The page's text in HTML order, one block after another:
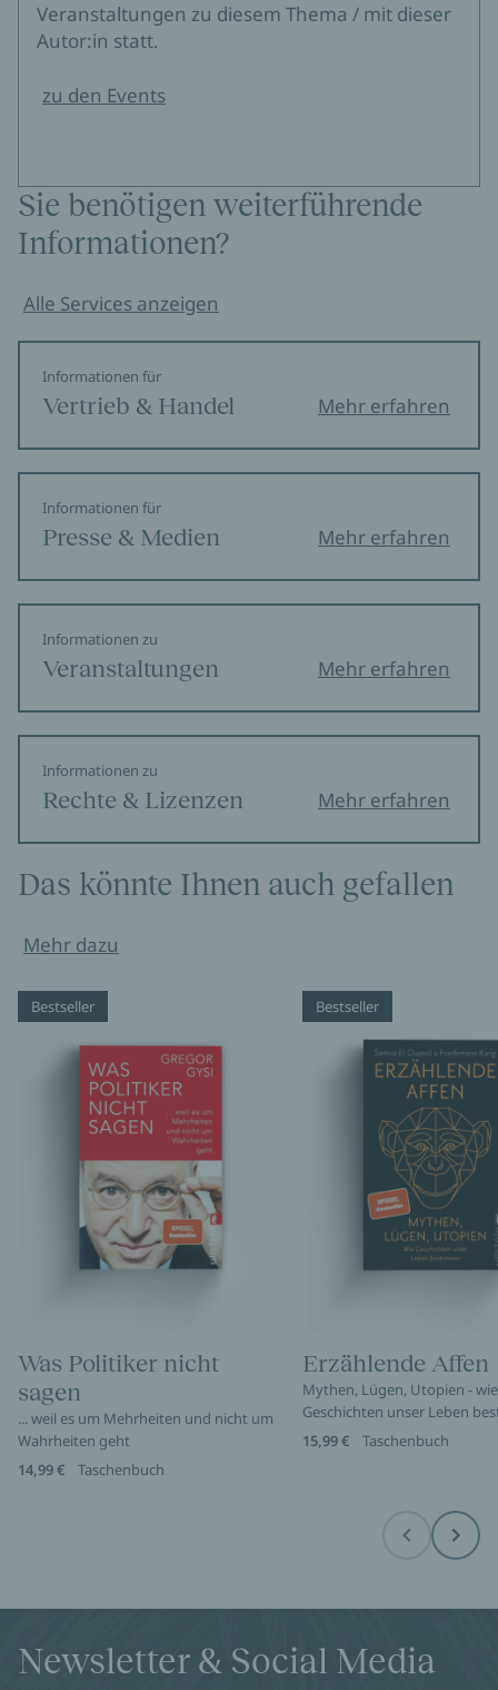
Veranstaltungen zu diesem Thema / mit dieser
Autor:in statt.
zu den Events
Sie benötigen weiterführende
Informationen?
Alle Services anzeigen
Informationen für
Vertrieb & Handel Mehr erfahren
Informationen für
Presse & Medien Mehr erfahren
Informationen zu
Veranstaltungen Mehr erfahren
Informationen zu
Rechte & Lizenzen Mehr erfahren
Das könnte Ihnen auch gefallen
Mehr dazu
Bestseller
Was Politiker nicht
sagen
... weil es um Mehrheiten und nicht um
Wahrheiten geht
14,99 €
Taschenbuch
Bestseller
Erzählende Affen
Mythen, Lügen, Utopien - wie
Geschichten unser Leben
15,99 €
Taschenbuch
Before Next
Newsletter & Social Media